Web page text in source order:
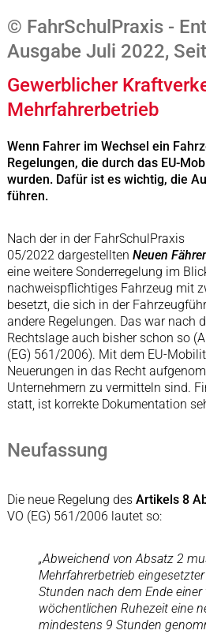
© FahrSchulPraxis -
Ausgabe Juli 2022,
Gewerblicher
Mehrfahrerbetrieb
Wenn Fahrer im Wechsel ein
Regelungen, die durch das EU-
wurden. Dafür ist es wichtig, die
führen.
Nach der in der FahrSchulPraxis
05/2022 dargestellten Neuen
eine weitere Sonderregelung im
nachweispflichtiges Fahrzeug mit
besetzt, die sich in der
andere Regelungen. Das war nach
Rechtslage auch bisher schon so
(EG) 561/2006). Mit dem EU-
Neuerungen in das Recht
Unternehmern zu vermitteln sind.
statt, ist korrekte Dokumentation
Neufassung
Die neue Regelung des Artikels 8
VO (EG) 561/2006 lautet so:
„Abweichend von Absatz 2
Mehrfahrerbetrieb
Stunden nach dem Ende
wöchentlichen Ruhezeit eine
mindestens 9 Stunden